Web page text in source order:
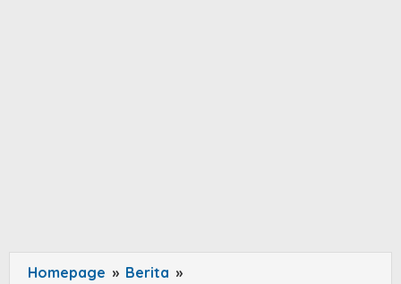
Homepage » Berita »